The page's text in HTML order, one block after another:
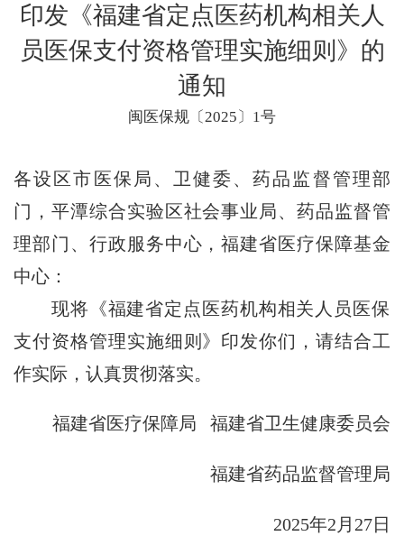
印发《福建省定点医药机构相关人
员医保支付资格管理实施细则》的
通知
闽医保规〔2025〕1号
各设区市医保局、卫健委、药品监督管理部
门，平潭综合实验区社会事业局、药品监督管
理部门、行政服务中心，福建省医疗保障基金
中心：
现将《福建省定点医药机构相关人员医保
支付资格管理实施细则》印发你们，请结合工
作实际，认真贯彻落实。
福建省医疗保障局 福建省卫生健康委员会
福建省药品监督管理局
2025年2月27日